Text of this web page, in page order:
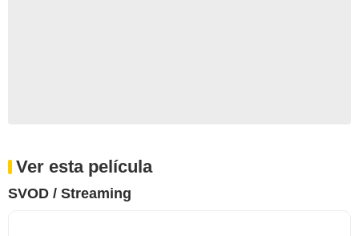
Ver esta película
SVOD / Streaming